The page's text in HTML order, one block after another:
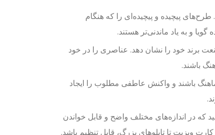
پیچیده و پیچیده‌ای را که هنگام
و به یاد ماندنی‌تر هستند.
برند خود را نشان دهد. عناصری را در خود
باشند.
باشند و واکنش عاطفی مطلوب را ایجاد
که در اندازه‌های مختلف واضح و قابل خواندن
ویزیت تا تابلوهای بزرگ، قابل تنظیم باشد.